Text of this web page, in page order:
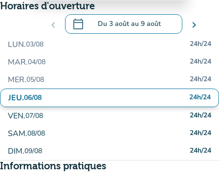
Horaires d'ouverture
chevron_left calendar_today Du 3 aoûtau 9 août
.Ouvrir le calendrier pour changer de
chevron_right
LUN.03/08 24h/24
MAR.04/08 24h/24
MER.05/08 24h/24
JEU.06/08 24h/24
VEN.07/08 24h/24
SAM.08/08 24h/24
DIM.09/08 24h/24
Informations pratiques